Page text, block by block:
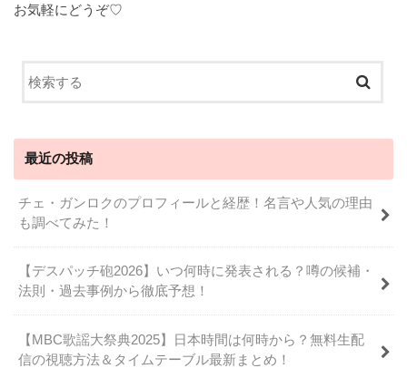
お気軽にどうぞ♡
最近の投稿
チェ・ガンロクのプロフィールと経歴！名言や人気の理由
も調べてみた！
【デスパッチ砲2026】いつ何時に発表される？噂の候補・
法則・過去事例から徹底予想！
【MBC歌謡大祭典2025】日本時間は何時から？無料生配
信の視聴方法＆タイムテーブル最新まとめ！